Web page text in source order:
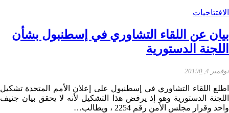
الافتتاحيات
بيان عن اللقاء التشاوري في إسطنبول بشأن
اللجنة الدستورية
نوفمبر 4, 2019 0
اطلع اللقاء التشاوري في إسطنبول على إعلان الأمم المتحدة تشكيل
اللجنة الدستورية وهو إذ يرفض هذا التشكيل لأنه لا يحقق بيان جنيف
واحد وقرار مجلس الأمن رقم 2254 ، ويطالب…